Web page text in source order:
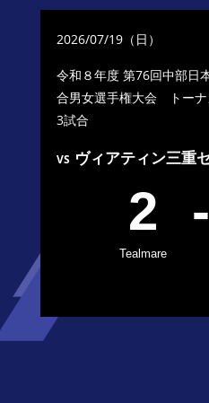
2026/07/19（日）
令和８年度 第76回中部日
合男女選手権大会
トー
3試合
VS ヴィアティン三重
2
Tealmare
-